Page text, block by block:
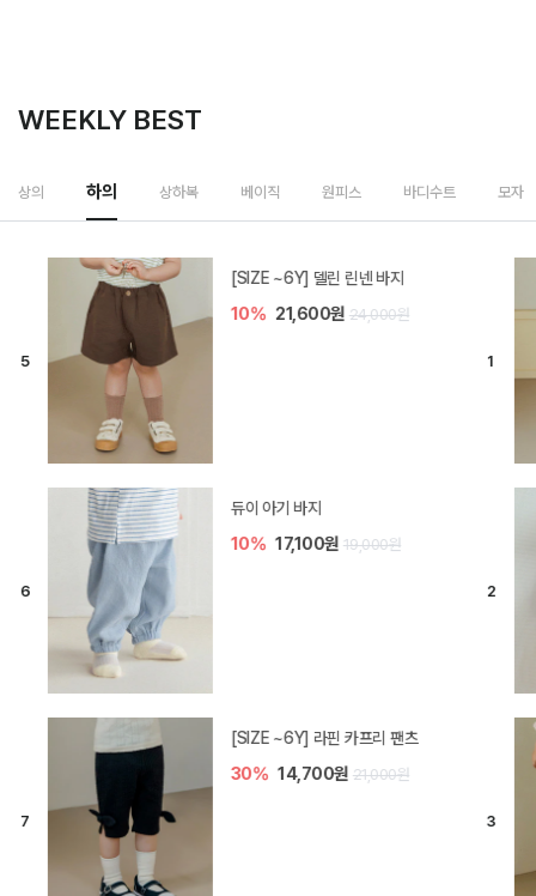
WEEKLY BEST
상의 하의 상하복 베이직 원피스 바디수트 모자
[SIZE ~6Y] 델린 린넨 바지
10% 21,600원 24,000원
듀이 아기 바지
10% 17,100원 19,000원
[SIZE ~6Y] 라핀 카프리 팬츠
30% 14,700원 21,000원